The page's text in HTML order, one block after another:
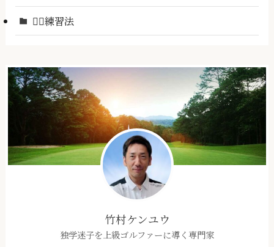
🏌️‍♂️練習法
竹村ケンユウ
独学迷子を上級ゴルファーに導く専門家